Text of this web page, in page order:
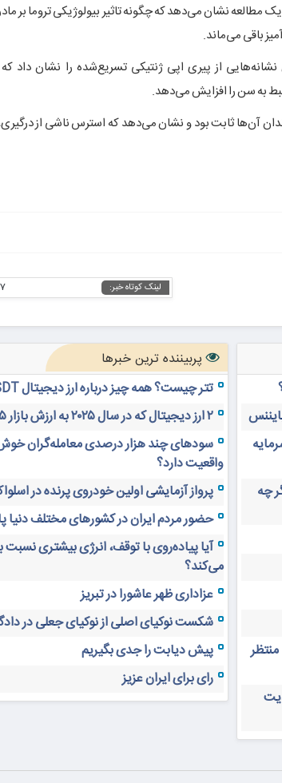
مطالعه نشان می‌دهد که چگونه تاثیر بیولوژیکی تروما بر
باقی می‌ماند.
از پیری اپی ژنتیکی تسریع‌شده را نشان داد که
به سن را افزایش می‌دهد.
آن‌ها ثابت بود و نشان می‌دهد که استرس ناشی از
لینک کوتاه خبر:
۲۰ سال دیگر چه
پربیننده ترین خبرها
تتر چیست؟ همه چیز درباره ارز دیجیتال USDT
۲ ارز دیجیتال که در سال ۲۰۲۵ به ارزش بازار ۵ میلیارد دلاری می‌رسند
سودهای چند هزار درصدی معامله‌گران
واقعیت دارد؟
پرواز آزمایشی اولین خودروی پرنده در
حضور مردم ایران در کشورهای مختلف
آیا پیاده‌روی با توقف، انرژی بیشتری
می‌کند؟
عزاداری ظهر عاشورا در تبریز
شکست نوکیای اصلی از نوکیای جعلی در
پیش دیابت را جدی بگیریم
رای برای ایران عزیز